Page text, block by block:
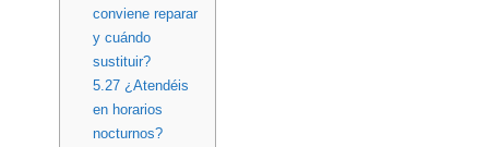
conviene reparar
y cuándo
sustituir?
5.27¿Atendéis
en horarios
nocturnos?